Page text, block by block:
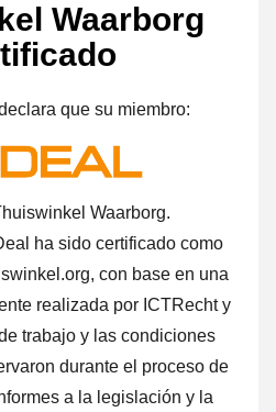
Waarborg
que su miembro:
Waarborg.
ha sido certificado como
con base en una
realizada por ICTRecht y
trabajo y las condiciones
durante el proceso de
a la legislación y la